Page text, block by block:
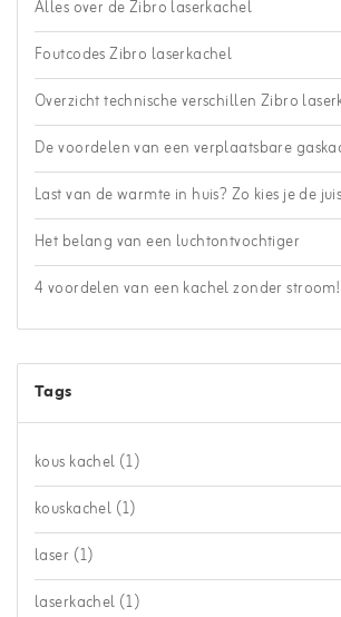
Alles over de Zibro laserkachel
Foutcodes Zibro laserkachel
Overzicht technische verschillen Zibro
De voordelen van een verplaatsbare
Last van de warmte in huis? Zo kies je de
Het belang van een luchtontvochtiger
4 voordelen van een kachel zonder stroom!
Tags
kous kachel (1)
kouskachel (1)
laser (1)
laserkachel (1)